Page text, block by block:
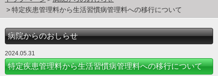
特定疾患管理料から生活習慣病管理料への移行について
病院からのおしらせ
2024.05.31
特定疾患管理料から生活習慣病管理料への移行について